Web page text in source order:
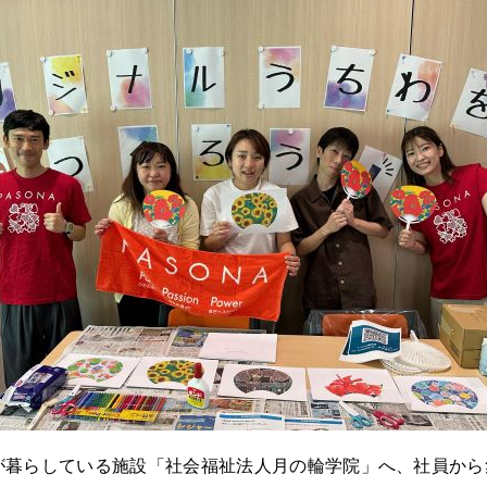
らしている施設「社会福祉法人月の輪学院」へ、社員か